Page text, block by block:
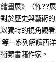
畫展》（怖??
於歷史與藝術
獨特的視角觀
等一系列解讀西
類書籍作家。